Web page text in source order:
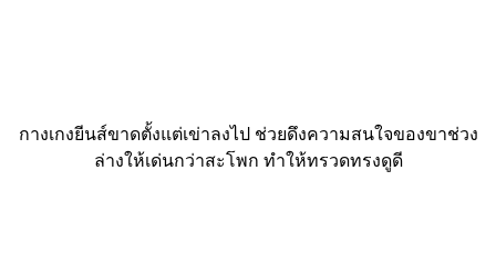
กางเกงยีนส์ขาดตั้งแต่เข่าลงไป ช่วยดึงความสนใจของขาช่วง
ล่างให้เด่นกว่าสะโพก ทำให้ทรวดทรงดูดี